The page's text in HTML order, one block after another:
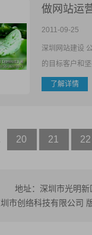
做网站运
2011-09-25
深圳网站建设
的目标客户和
了解详情
20 21 22
地址：深圳市光明
市创络科技有限公司